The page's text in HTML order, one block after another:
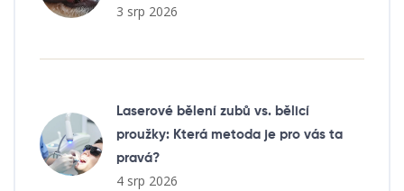
3 srp 2026
Laserové bělení zubů vs. bělicí
proužky: Která metoda je pro vás ta
pravá?
4 srp 2026